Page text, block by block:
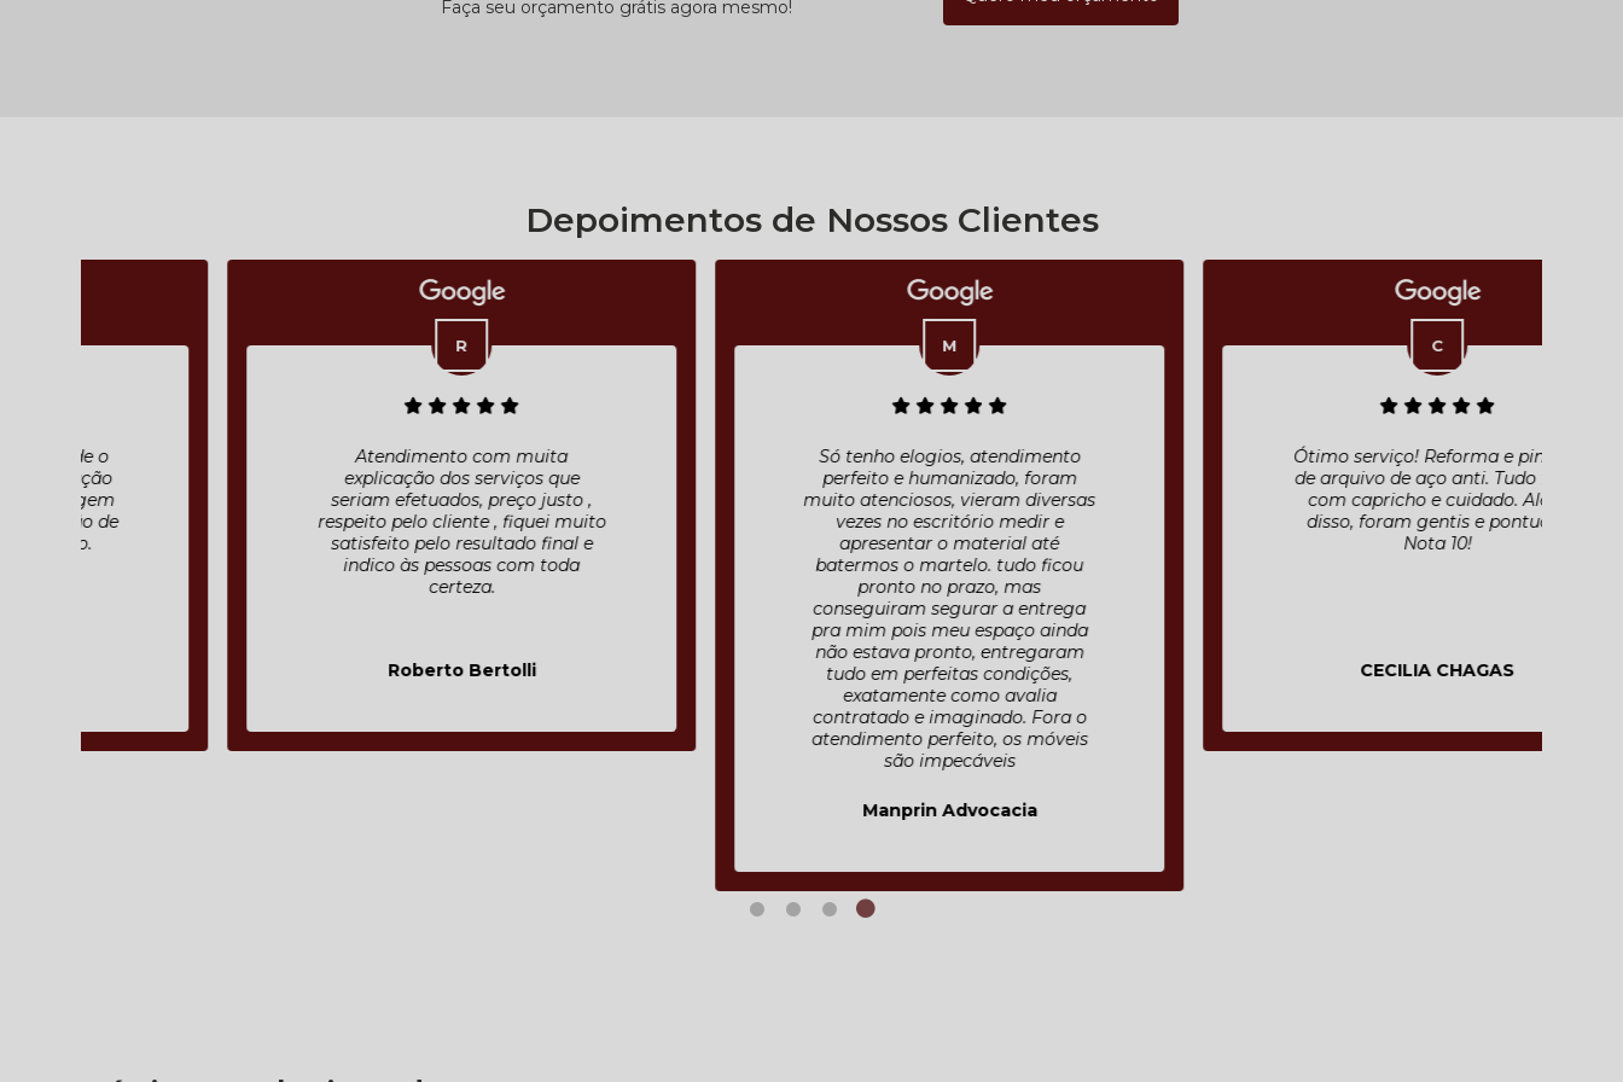
Faça seu orçamento grátis agora mesmo!
Depoimentos de Nossos Clientes
Atendimento com muita
explicação dos serviços que
seriam efetuados, preço justo ,
respeito pelo cliente , fiquei muito
satisfeito pelo resultado final e
indico às pessoas com toda
Roberto Bertolli
Só tenho elogios, atendimento
perfeito e humanizado, foram
muito atenciosos, vieram diversas
vezes no escritório medir e
apresentar o material até
batermos o martelo. tudo ficou
pronto no prazo, mas
conseguiram segurar a entrega
pra mim pois meu espaço ainda
não estava pronto, entregaram
tudo em perfeitas condições,
exatamente como avalia
contratado e imaginado. Fora o
atendimento perfeito, os móveis
Manprin Advocacia
Ótimo serviço! Reforma e pintura
de arquivo de aço anti. Tudo feito
com capricho e cuidado. Além
disso, foram gentis e pontuais.
CECILIA CHAGAS